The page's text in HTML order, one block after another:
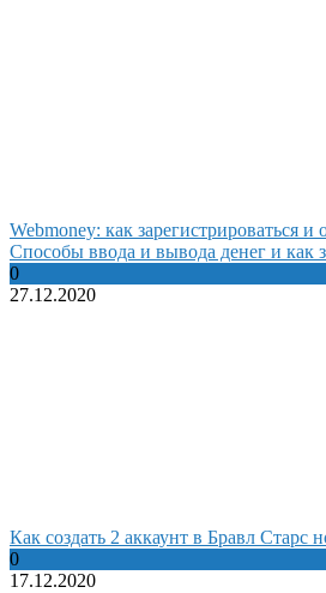
Webmoney: как зарегистрироваться и
Способы ввода и вывода денег и как
0
27.12.2020
Как создать 2 аккаунт в Бравл Старс
0
17.12.2020